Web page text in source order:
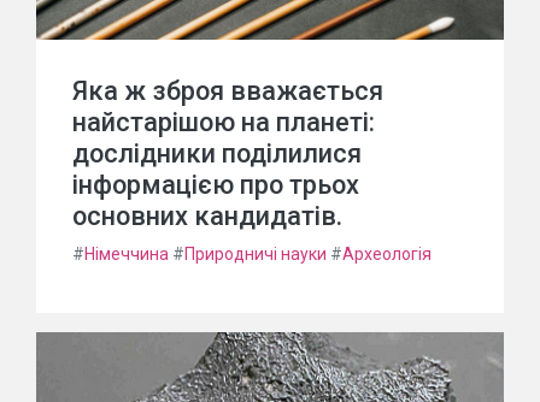
Яка ж зброя вважається
найстарішою на планеті:
дослідники поділилися
інформацією про трьох
основних кандидатів.
#Німеччина #Природничі науки #Археологія